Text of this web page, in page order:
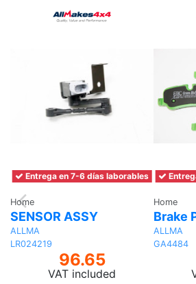
Entrega en 7-6 días laborables
Home
SENSOR ASSY
ALLMA
LR024219
96.65
VAT included
Home
Brake
ALLMA
GA4484